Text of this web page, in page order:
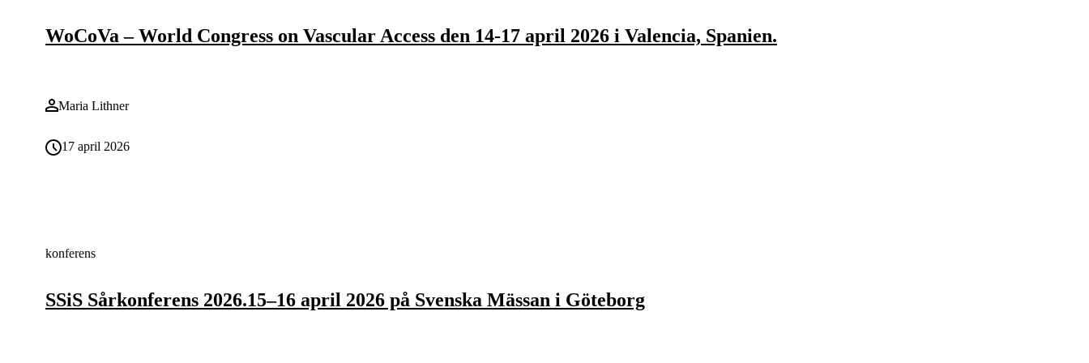
WoCoVa – World Congress on Vascular Access den 14-17 april 2026 i Valencia, Spanien.
Maria Lithner
17 april 2026
konferens
SSiS Sårkonferens 2026.15–16 april 2026 på Svenska Mässan i Göteborg